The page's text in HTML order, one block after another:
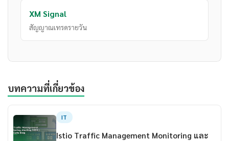
XM Signal
สัญญาณเทรดรายวัน
บทความที่เกี่ยวข้อง
IT
Istio Traffic Management Monitoring และ